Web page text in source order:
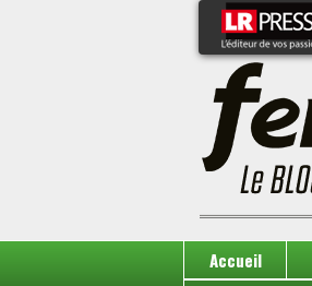
Accueil